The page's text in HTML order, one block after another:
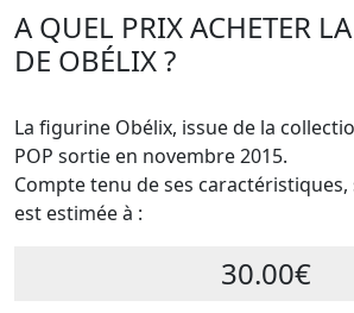
A QUEL PRIX ACHETER
DE OBÉLIX ?
La figurine Obélix, issue de la
POP sortie en novembre 2015.
Compte tenu de ses
est estimée à :
30.00€